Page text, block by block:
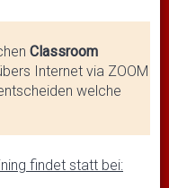
Classroom
Internet via ZOOM
welche
findet statt bei: